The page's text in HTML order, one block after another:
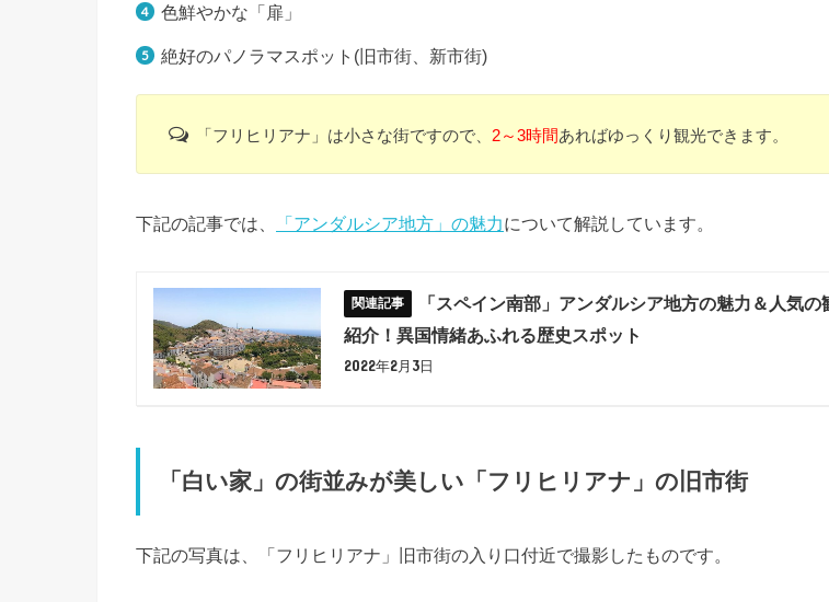
色鮮やかな「扉」
絶好のパノラマスポット(旧市街、新市街)
「フリヒリアナ」は小さな街ですので、 2～3時間あればゆっくり観光できます。
下記の記事では、 「アンダルシア地方」の魅力について解説しています。
「スペイン南部」アンダルシア地方の魅力＆人気の
紹介！異国情緒あふれる歴史スポット
2022年2月3日
「白い家」の街並みが美しい「フリヒリアナ」の旧市街
下記の写真は、「フリヒリアナ」旧市街の入り口付近で撮影したものです。